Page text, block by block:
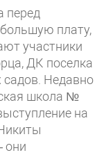
перед
плату,
участники
ДК поселка
садов. Недавно
школа №
на
они